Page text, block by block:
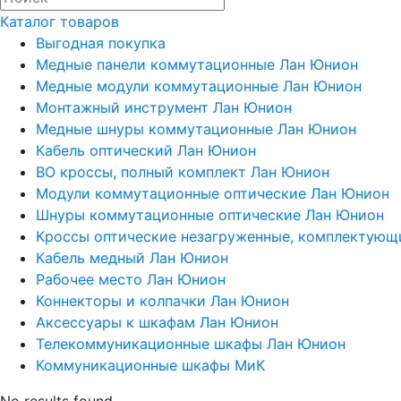
Каталог товаров
Выгодная покупка
Медные панели коммутационные Лан Юнион
Медные модули коммутационные Лан Юнион
Монтажный инструмент Лан Юнион
Медные шнуры коммутационные Лан Юнион
Кабель оптический Лан Юнион
ВО кроссы, полный комплект Лан Юнион
Модули коммутационные оптические Лан Юнион
Шнуры коммутационные оптические Лан Юнион
Кроссы оптические незагруженные,
Кабель медный Лан Юнион
Рабочее место Лан Юнион
Коннекторы и колпачки Лан Юнион
Аксессуары к шкафам Лан Юнион
Телекоммуникационные шкафы Лан Юнион
Коммуникационные шкафы МиК